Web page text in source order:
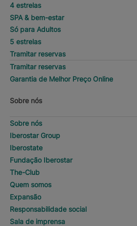
4 estrelas
SPA & bem-estar
Só para Adultos
5 estrelas
Tramitar reservas
Tramitar reservas
Garantia de Melhor Preço Online
Sobre nós
Sobre nós
Iberostar Group
Iberostate
Fundação Iberostar
The-Club
Quem somos
Expansão
Responsabilidade social
Sala de imprensa